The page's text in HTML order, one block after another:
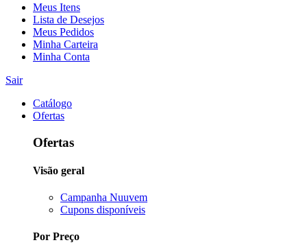
Meus Itens
Lista de Desejos
Meus Pedidos
Minha Carteira
Minha Conta
Sair
Catálogo
Ofertas
Ofertas
Visão geral
Campanha Nuuvem
Cupons disponíveis
Por Preço